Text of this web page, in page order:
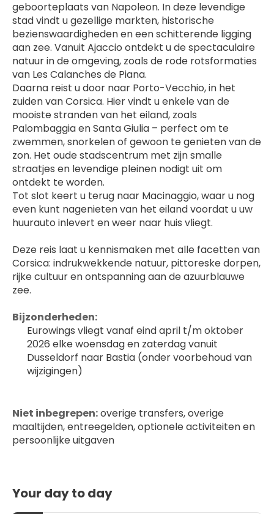
geboorteplaats van Napoleon. In deze levendige
stad vindt u gezellige markten, historische
bezienswaardigheden en een schitterende ligging
aan zee. Vanuit Ajaccio ontdekt u de spectaculaire
natuur in de omgeving, zoals de rode rotsformaties
van Les Calanches de Piana.
Daarna reist u door naar Porto-Vecchio, in het
zuiden van Corsica. Hier vindt u enkele van de
mooiste stranden van het eiland, zoals
Palombaggia en Santa Giulia – perfect om te
zwemmen, snorkelen of gewoon te genieten van de
zon. Het oude stadscentrum met zijn smalle
straatjes en levendige pleinen nodigt uit om
ontdekt te worden.
Tot slot keert u terug naar Macinaggio, waar u nog
even kunt nagenieten van het eiland voordat u uw
huurauto inlevert en weer naar huis vliegt.
Deze reis laat u kennismaken met alle facetten van
Corsica: indrukwekkende natuur, pittoreske dorpen,
rijke cultuur en ontspanning aan de azuurblauwe
zee.
Bijzonderheden:
Eurowings vliegt vanaf eind april t/m oktober
2026 elke woensdag en zaterdag vanuit
Dusseldorf naar Bastia (onder voorbehoud van
wijzigingen)
Niet inbegrepen: overige transfers, overige
maaltijden, entreegelden, optionele activiteiten en
persoonlijke uitgaven
Your day to day